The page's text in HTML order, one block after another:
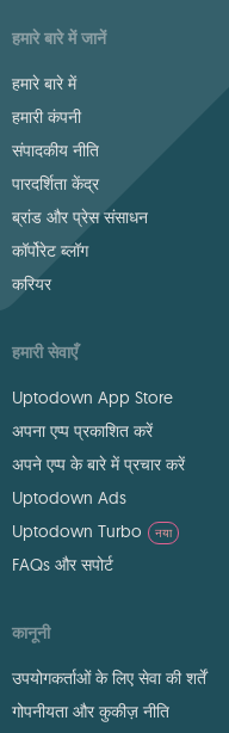
हमारे बारे में जानें
हमारे बारे में
हमारी कंपनी
संपादकीय नीति
पारदर्शिता केंद्र
ब्रांड और प्रेस संसाधन
कॉर्पोरेट ब्लॉग
करियर
हमारी सेवाएँ
Uptodown App Store
अपना एप्प प्रकाशित करें
अपने एप्प के बारे में प्रचार करें
Uptodown Ads
Uptodown Turbo
नया
FAQs और सपोर्ट
कानूनी
उपयोगकर्ताओं के लिए सेवा की शर्तें
गोपनीयता और कुकीज़ नीति